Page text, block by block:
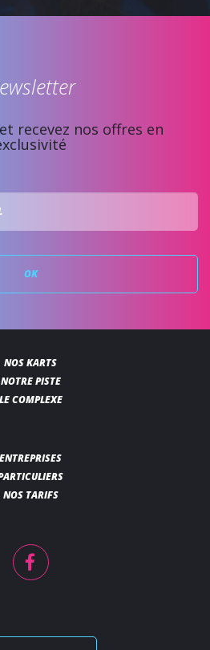
recevez nos offres en
OK
NOS KARTS
NOTRE PISTE
LE COMPLEXE
ENTREPRISES
NOS TARIFS
Facebook